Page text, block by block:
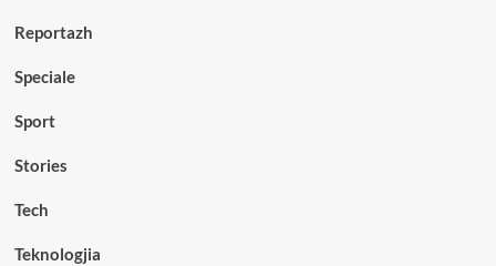
Reportazh
Speciale
Sport
Stories
Tech
Teknologjia